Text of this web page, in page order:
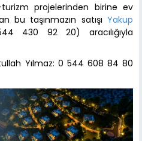
projelerinden birine ev
bu taşınmazın satışı Yakup
430 92 20) aracılığıyla
Yılmaz: 0 544 608 84 80